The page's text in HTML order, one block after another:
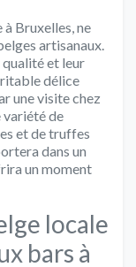
Bruxelles, ne
artisanaux.
qualité et leur
délice
une visite chez
variété de
et de truffes
dans un
un moment
locale
bars à